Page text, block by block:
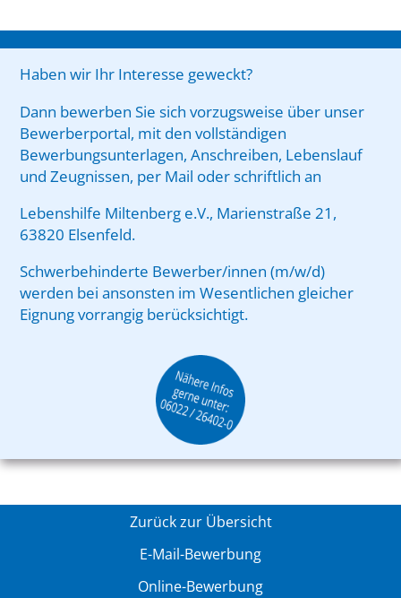
Haben wir Ihr Interesse geweckt?
Dann bewerben Sie sich vorzugsweise über unser
Bewerberportal, mit den vollständigen
Bewerbungsunterlagen, Anschreiben, Lebenslauf
und Zeugnissen, per Mail oder schriftlich an
Lebenshilfe Miltenberg e.V., Marienstraße 21,
63820 Elsenfeld.
Schwerbehinderte Bewerber/innen (m/w/d)
werden bei ansonsten im Wesentlichen gleicher
Eignung vorrangig berücksichtigt.
Zurück zur Übersicht
E-Mail-Bewerbung
Online-Bewerbung